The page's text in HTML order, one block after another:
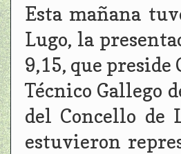
Esta mañana
Lugo, la
9,15, que preside
Técnico Gallego
del Concello de
estuvieron